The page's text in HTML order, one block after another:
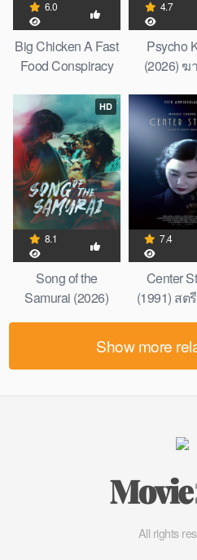
6.0
Big Chicken A Fast
Food Conspiracy
ไก่ แผนสมคบคิดวง
การฟาสต์ฟู้ด
4.7
Psycho
(2026) ฆ
HD
8.1
Song of the
Samurai (2026)
7.4
Center
(1991) สต
Show more
All rights